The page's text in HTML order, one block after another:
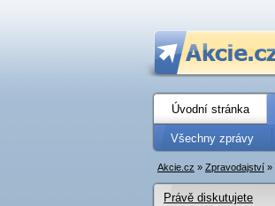
Úvodní stránka
Všechny zprávy
Akcie.cz » Zpravodajství »
Právě diskutujete